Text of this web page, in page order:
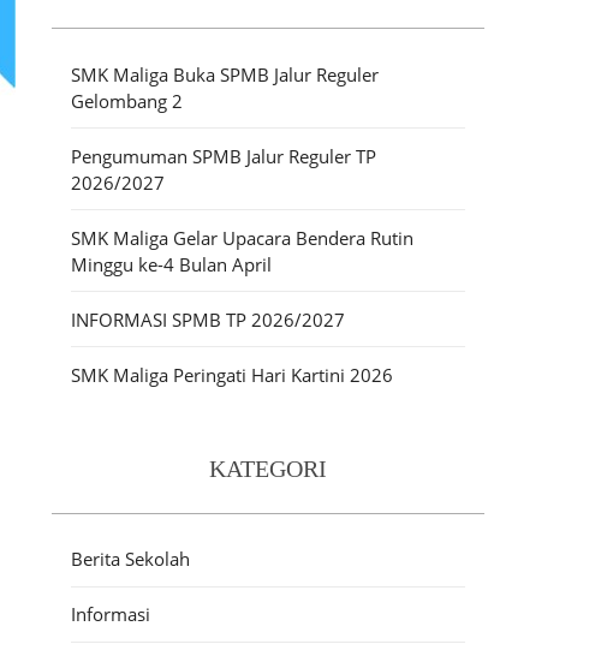
SMK Maliga Buka SPMB Jalur Reguler
Gelombang 2
Pengumuman SPMB Jalur Reguler TP
2026/2027
SMK Maliga Gelar Upacara Bendera Rutin
Minggu ke-4 Bulan April
INFORMASI SPMB TP 2026/2027
SMK Maliga Peringati Hari Kartini 2026
KATEGORI
Berita Sekolah
Informasi